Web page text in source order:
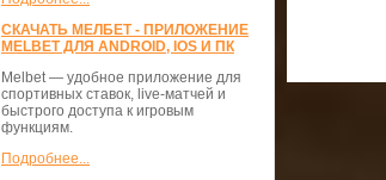
СКАЧАТЬ МЕЛБЕТ - ПРИЛОЖЕНИЕ
MELBET ДЛЯ ANDROID, IOS И ПК
Melbet — удобное приложение для
спортивных ставок, live-матчей и
быстрого доступа к игровым
функциям.
Подробнее...